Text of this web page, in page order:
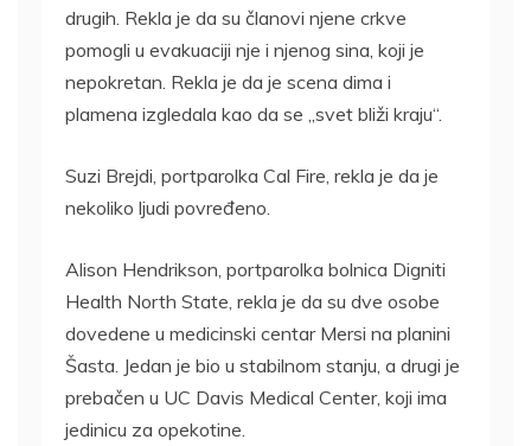
drugih. Rekla je da su članovi njene crkve
pomogli u evakuaciji nje i njenog sina, koji je
nepokretan. Rekla je da je scena dima i
plamena izgledala kao da se „svet bliži kraju“.
Suzi Brejdi, portparolka Cal Fire, rekla je da je
nekoliko ljudi povređeno.
Alison Hendrikson, portparolka bolnica Digniti
Health North State, rekla je da su dve osobe
dovedene u medicinski centar Mersi na planini
Šasta. Jedan je bio u stabilnom stanju, a drugi je
prebačen u UC Davis Medical Center, koji ima
jedinicu za opekotine.